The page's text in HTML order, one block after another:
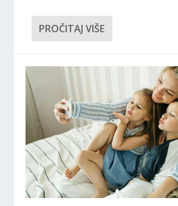
PROČITAJ VIŠE